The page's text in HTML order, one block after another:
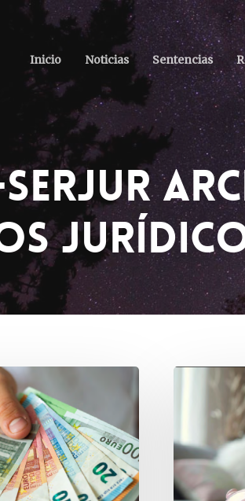
Inicio Noticias Sentencias
SERJUR